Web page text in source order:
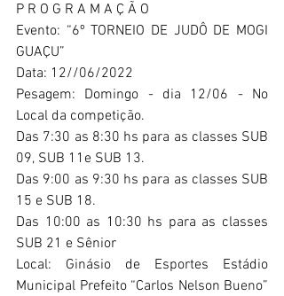
P R O G R A M A Ç Ã O
Evento: “6º TORNEIO DE JUDÔ DE MOGI
GUAÇU”
Data: 12//06/2022
Pesagem: Domingo - dia 12/06 - No
Local da competição.
Das 7:30 as 8:30 hs para as classes SUB
09, SUB 11e SUB 13.
Das 9:00 as 9:30 hs para as classes SUB
15 e SUB 18.
Das 10:00 as 10:30 hs para as classes
SUB 21 e Sênior
Local: Ginásio de Esportes Estádio
Municipal Prefeito “Carlos Nelson Bueno”